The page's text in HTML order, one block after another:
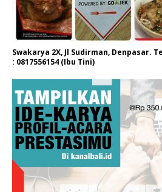
Swakarya 2X, Jl Sudirman, Denpasar.
: 0817556154 (Ibu Tini)